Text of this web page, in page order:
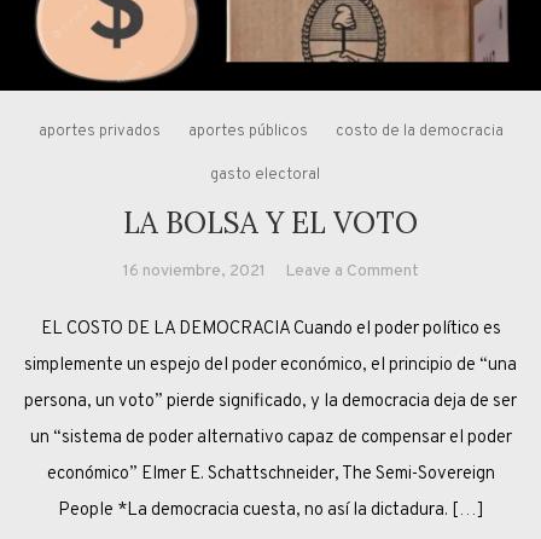
aportes privados aportes públicos costo de la democracia
gasto electoral
LA BOLSA Y EL VOTO
16 noviembre, 2021 Leave a Commenton
BOLSA
Y
EL
EL COSTO DE LA DEMOCRACIA Cuando el poder político es
simplemente un espejo del poder económico, el principio de “una
persona, un voto” pierde significado, y la democracia deja de ser
un “sistema de poder alternativo capaz de compensar el poder
económico” Elmer E. Schattschneider, The Semi-Sovereign
People *La democracia cuesta, no así la dictadura. […]